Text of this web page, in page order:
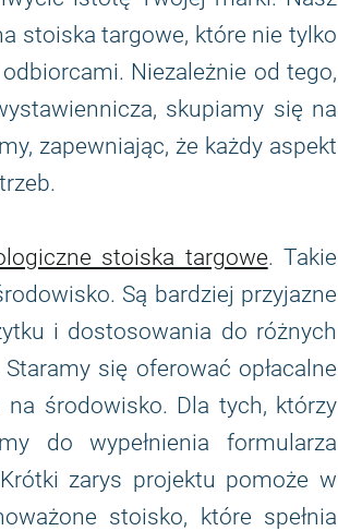
stoiska targowe, które nie tylko
Niezależnie od tego,
skupiamy się na
zapewniając, że każdy aspekt
stoiska targowe. Takie
Są bardziej przyjazne
i dostosowania do różnych
się oferować opłacalne
środowisko. Dla tych, którzy
do wypełnienia formularza
zarys projektu pomoże w
stoisko, które spełnia